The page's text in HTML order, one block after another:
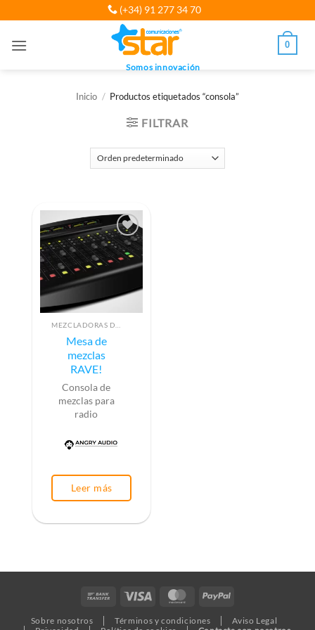
al
(+34) 91 277 34 70
Somos innovación
0
Inicio / Productos etiquetados “consola”
FILTRAR
Mesa de
mezclas
RAVE!
Consola de
mezclas para
radio
Leer más
Bank
Visa MasterCardPayPal
Sobre nosotros Términos y condiciones
Aviso Legal